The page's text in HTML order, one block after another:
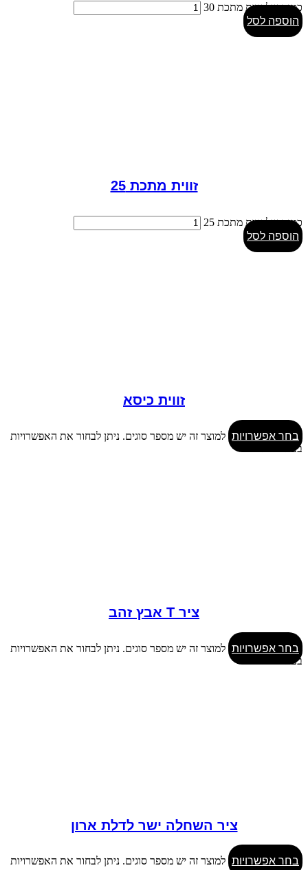
כמות של זווית מתכת 30
הוספה לסל
זווית מתכת 25
כמות של זווית מתכת 25
הוספה לסל
זווית כיסא
בחר אפשרויות למוצר זה יש מספר סוגים. ניתן לבחור את האפשרויות
בעמוד המוצר
ציר T אבץ זהב
בחר אפשרויות למוצר זה יש מספר סוגים. ניתן לבחור את האפשרויות
בעמוד המוצר
ציר השחלה ישר לדלת ארון
בחר אפשרויות למוצר זה יש מספר סוגים. ניתן לבחור את האפשרויות